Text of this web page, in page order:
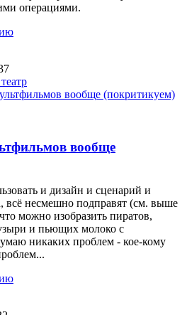
операциями.
вообще (покритикуем)
вообще
и дизайн и сценарий и
всё несмешно подправят (см. выше
можно изобразить пиратов,
и пьющих молоко с
никаких проблем - кое-кому